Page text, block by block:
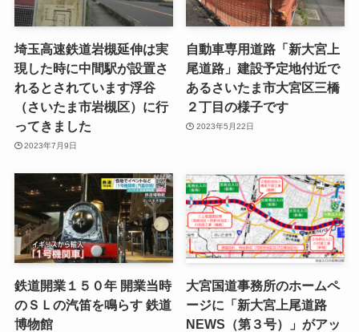
埼玉高速鉄道岩槻延伸は実
現した時に中間駅が設置さ
れるとされています浮谷
（さいたま市岩槻区）に行
ってきました
2023年7月9日
自動車専用道路「新大宮上
尾道路」建設予定地付近で
あるさいたま市大宮区三橋
２丁目の様子です
2023年5月22日
鉄道開業１５０年 開業当時
のＳＬの汽笛を鳴らす 鉄道
博物館
大宮国道事務所のホームペ
ージに「新大宮上尾道路
NEWS（第３号）」がアッ